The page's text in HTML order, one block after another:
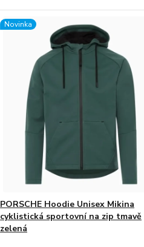
Novinka
PORSCHE Hoodie Unisex Mikina
cyklistická sportovní na zip tmavě
zelená